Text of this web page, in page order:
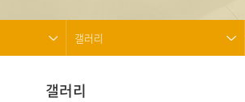
갤러리
갤러리